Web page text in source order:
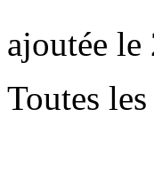
ajoutée le
Toutes